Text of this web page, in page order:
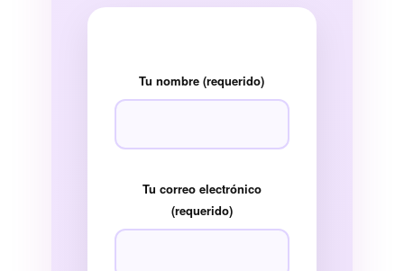
Tu nombre (requerido)
Tu correo electrónico
(requerido)